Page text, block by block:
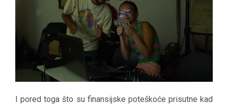
I pored toga što su finansijske poteškoće prisutne kad